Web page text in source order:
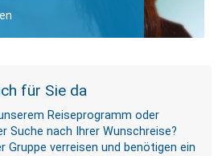
für Sie da
Reiseprogramm oder
Suche nach Ihrer Wunschreise?
Gruppe verreisen und benötigen ein